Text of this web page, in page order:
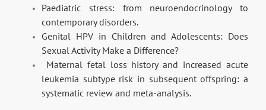
Paediatric stress: from neuroendocrinology to
contemporary disorders.
Genital HPV in Children and Adolescents: Does
Sexual Activity Make a Difference?
Maternal fetal loss history and increased acute
leukemia subtype risk in subsequent offspring: a
systematic review and meta-analysis.